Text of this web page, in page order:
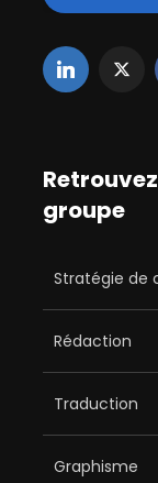
groupe
Stratégie de
Rédaction
Traduction
Graphisme